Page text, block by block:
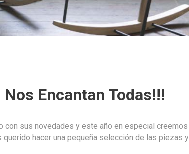
Encantan Todas!!!
sus novedades y este año en especial creemos
hacer una pequeña selección de las piezas y